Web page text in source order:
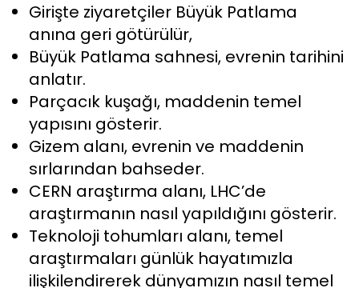
Girişte ziyaretçiler Büyük Patlama
anına geri götürülür,
Büyük Patlama sahnesi, evrenin tarihini
anlatır.
Parçacık kuşağı, maddenin temel
yapısını gösterir.
Gizem alanı, evrenin ve maddenin
sırlarından bahseder.
CERN araştırma alanı, LHC’de
araştırmanın nasıl yapıldığını gösterir.
Teknoloji tohumları alanı, temel
araştırmaları günlük hayatımızla
ilişkilendirerek dünyamızın nasıl temel